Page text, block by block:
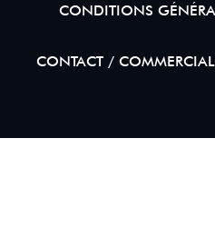
CONDITIONS
CONTACT /